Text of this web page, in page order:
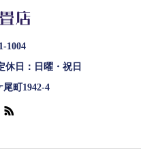
1004
休日：日曜・祝日
町1942-4